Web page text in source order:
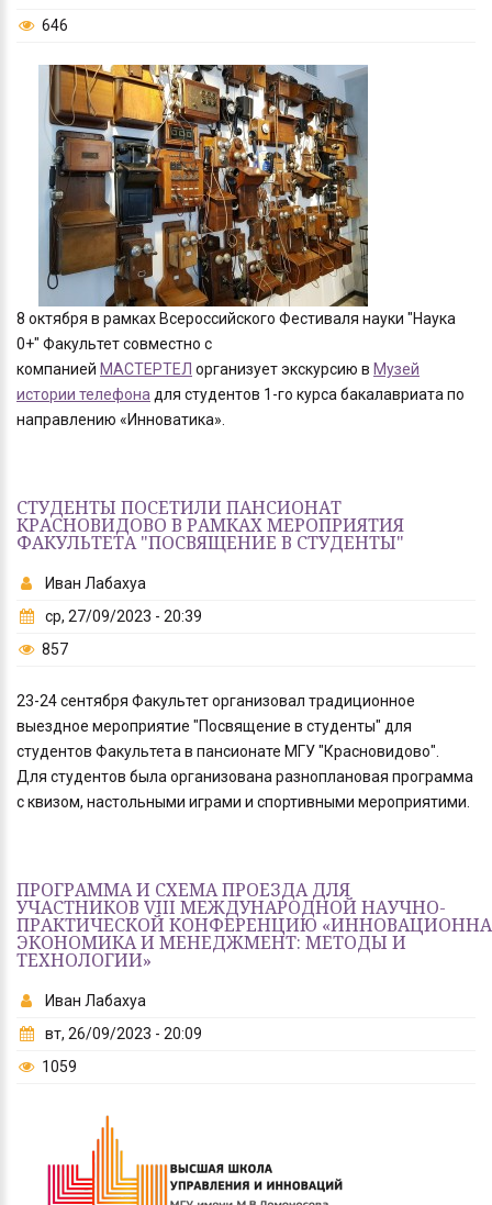
646
8 октября в рамках Всероссийского Фестиваля науки "Наука
0+" Факультет совместно с
компанией МАСТЕРТЕЛ организует экскурсию в Музей
истории телефона для студентов 1-го курса бакалавриата по
направлению «Инноватика».
СТУДЕНТЫ ПОСЕТИЛИ ПАНСИОНАТ
КРАСНОВИДОВО В РАМКАХ МЕРОПРИЯТИЯ
ФАКУЛЬТЕТА "ПОСВЯЩЕНИЕ В СТУДЕНТЫ"
Иван Лабахуа
ср, 27/09/2023 - 20:39
857
23-24 сентября Факультет организовал традиционное
выездное мероприятие "Посвящение в студенты" для
студентов Факультета в пансионате МГУ "Красновидово".
Для студентов была организована разноплановая программа
с квизом, настольными играми и спортивными мероприятими.
ПРОГРАММА И СХЕМА ПРОЕЗДА ДЛЯ
УЧАСТНИКОВ VIII МЕЖДУНАРОДНОЙ НАУЧНО-
ПРАКТИЧЕСКОЙ КОНФЕРЕНЦИЮ
ЭКОНОМИКА И МЕНЕДЖМЕНТ: МЕТОДЫ И
ТЕХНОЛОГИИ»
Иван Лабахуа
вт, 26/09/2023 - 20:09
1059